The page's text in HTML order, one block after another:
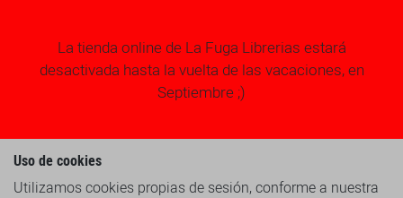
La tienda online de La Fuga Librerias estará
desactivada hasta la vuelta de las vacaciones, en
Septiembre ;)
Uso de cookies
Utilizamos cookies propias de sesión, conforme a nuestra